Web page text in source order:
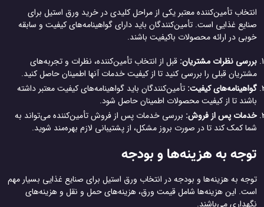
انتخاب تأمین‌کننده معتبر یکی از مراحل کلیدی در خرید ورق استیل برای
صنایع غذایی است. تأمین‌کنندگان باید دارای گواهینامه‌های کیفیت و سابقه
خوبی در ارائه محصولات باکیفیت باشند.
بررسی نظرات مشتریان: قبل از انتخاب تأمین‌کننده، نظرات و تجربه‌های
مشتریان قبلی را بررسی کنید تا از کیفیت خدمات آنها اطمینان حاصل کنید.
گواهینامه‌های کیفیت: تأمین‌کنندگان باید گواهینامه‌های کیفیت معتبر داشته
باشند تا از کیفیت محصولات اطمینان حاصل شود.
خدمات پس از فروش: بررسی خدمات پس از فروش تأمین‌کننده می‌تواند به
شما کمک کند تا در صورت بروز مشکل، از پشتیبانی لازم بهره‌مند شوید.
توجه به هزینه‌ها و بودجه
توجه به هزینه‌ها و بودجه در انتخاب ورق استیل برای صنایع غذایی بسیار مهم
است. این هزینه‌ها شامل قیمت ورق، هزینه‌های حمل و نقل و هزینه‌های
نگهداری می‌باشند.